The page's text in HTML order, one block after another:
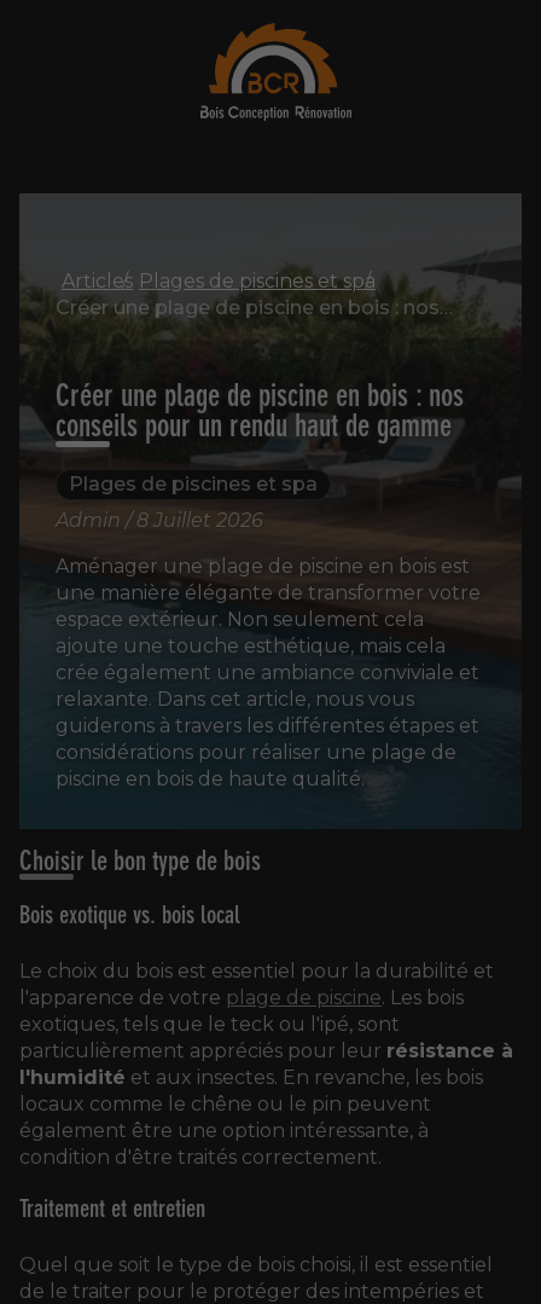
Articles Plages de piscines et spa
Créer une plage de piscine en bois : nos conseils pour un rendu haut de gamme
Créer une plage de piscine en bois : nos
conseils pour un rendu haut de gamme
Plages de piscines et spa
Admin / 8 Juillet 2026
Aménager une plage de piscine en bois est
une manière élégante de transformer votre
espace extérieur. Non seulement cela
ajoute une touche esthétique, mais cela
crée également une ambiance conviviale et
relaxante. Dans cet article, nous vous
guiderons à travers les différentes étapes et
considérations pour réaliser une plage de
piscine en bois de haute qualité.
Choisir le bon type de bois
Bois exotique vs. bois local
Le choix du bois est essentiel pour la durabilité et
l'apparence de votre plage de piscine. Les bois
exotiques, tels que le teck ou l'ipé, sont
particulièrement appréciés pour leur résistance à
l'humidité et aux insectes. En revanche, les bois
locaux comme le chêne ou le pin peuvent
également être une option intéressante, à
condition d'être traités correctement.
Traitement et entretien
Quel que soit le type de bois choisi, il est essentiel
de le traiter pour le protéger des intempéries et